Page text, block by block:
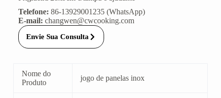
Telefone: 86-13929001235 (WhatsApp)
E-mail: changwen@cwcooking.com
Envie Sua Consulta
Nome do
Produto
jogo de panelas inox